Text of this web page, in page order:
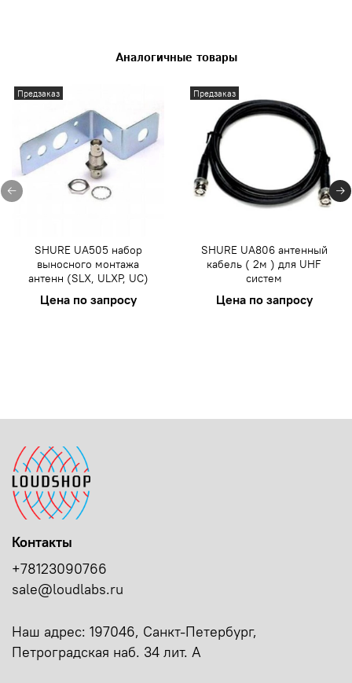
Аналогичные товары
Предзаказ
SHURE UA505 набор
выносного монтажа
антенн (SLX, ULXP, UC)
Цена по запросу
Предзаказ
SHURE UA806 антенный
кабель ( 2м ) для UHF
систем
Цена по запросу
Контакты
+78123090766
sale@loudlabs.ru
Наш адрес: 197046, Санкт-Петербург,
Петроградская наб. 34 лит. А